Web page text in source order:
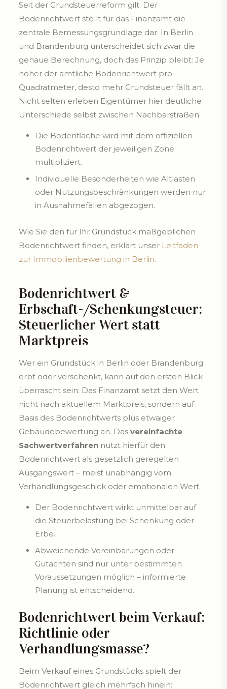
Seit der Grundsteuerreform gilt: Der
Bodenrichtwert stellt für das Finanzamt die
zentrale Bemessungsgrundlage dar. In Berlin
und Brandenburg unterscheidet sich zwar die
genaue Berechnung, doch das Prinzip bleibt: Je
höher der amtliche Bodenrichtwert pro
Quadratmeter, desto mehr Grundsteuer fällt an.
Nicht selten erleben Eigentümer hier deutliche
Unterschiede selbst zwischen Nachbarstraßen.
Die Bodenfläche wird mit dem offiziellen
Bodenrichtwert der jeweiligen Zone
multipliziert.
Individuelle Besonderheiten wie Altlasten
oder Nutzungsbeschränkungen werden nur
in Ausnahmefällen abgezogen.
Wie Sie den für Ihr Grundstück maßgeblichen
Bodenrichtwert finden, erklärt unser Leitfaden
zur Immobilienbewertung in Berlin.
Bodenrichtwert &
Erbschaft-/Schenkungsteuer:
Steuerlicher Wert statt
Marktpreis
Wer ein Grundstück in Berlin oder Brandenburg
erbt oder verschenkt, kann auf den ersten Blick
überrascht sein: Das Finanzamt setzt den Wert
nicht nach aktuellem Marktpreis, sondern auf
Basis des Bodenrichtwerts plus etwaiger
Gebäudebewertung an. Das vereinfachte
Sachwertverfahren nutzt hierfür den
Bodenrichtwert als gesetzlich geregelten
Ausgangswert – meist unabhängig vom
Verhandlungsgeschick oder emotionalen Wert.
Der Bodenrichtwert wirkt unmittelbar auf
die Steuerbelastung bei Schenkung oder
Erbe.
Abweichende Vereinbarungen oder
Gutachten sind nur unter bestimmten
Voraussetzungen möglich – informierte
Planung ist entscheidend.
Bodenrichtwert beim Verkauf:
Richtlinie oder
Verhandlungsmasse?
Beim Verkauf eines Grundstücks spielt der
Bodenrichtwert gleich mehrfach hinein: